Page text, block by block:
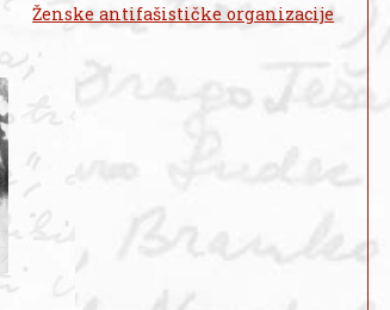
Ženske antifašističke organizacije